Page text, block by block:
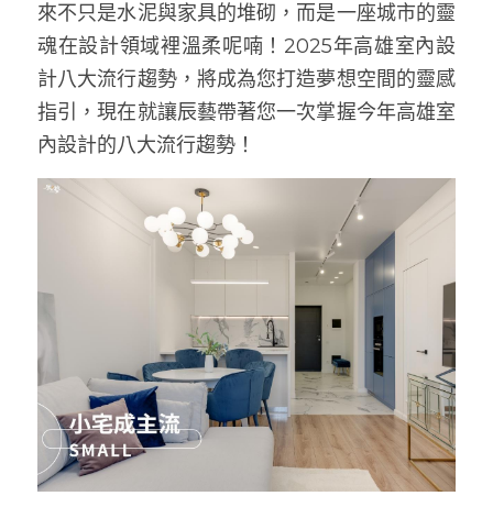
來不只是水泥與家具的堆砌，而是一座城市的靈
魂在設計領域裡溫柔呢喃！2025年高雄室內設
計八大流行趨勢，將成為您打造夢想空間的靈感
指引，現在就讓辰藝帶著您一次掌握今年高雄室
內設計的八大流行趨勢！